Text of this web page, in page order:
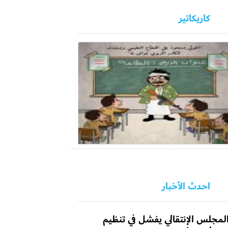
كاريكاتير
احدث الأخبار
الإنتقالي يفشل في تنظيم